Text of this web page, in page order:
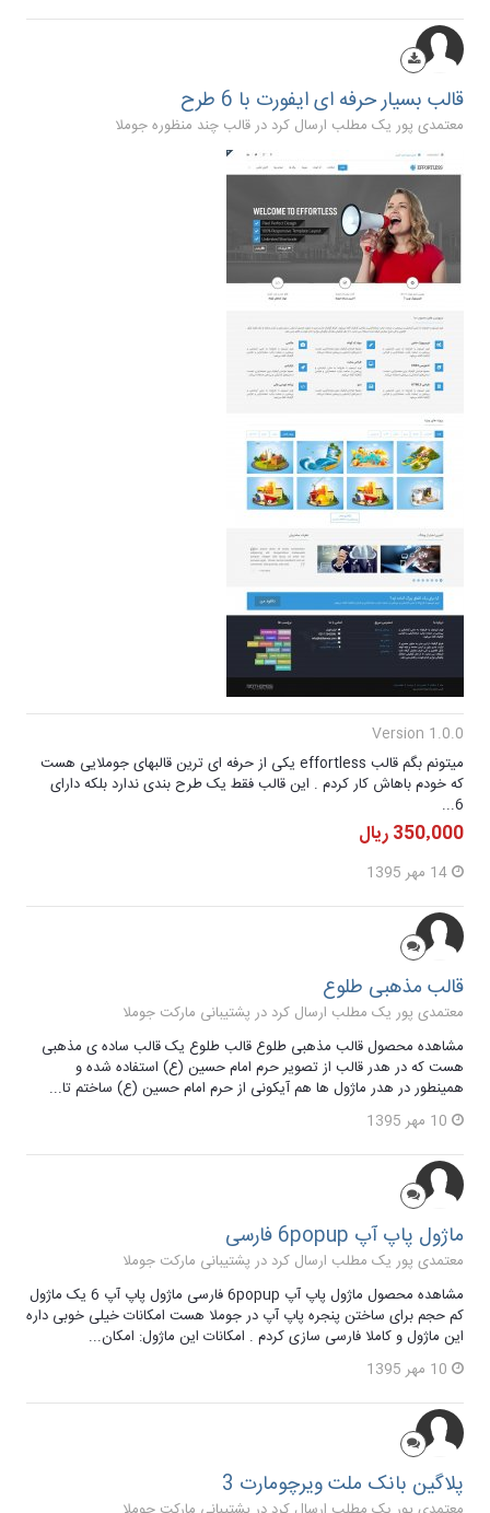
قالب بسیار حرفه ای ایفورت با 6 طرح
معتمدی پور یک مطلب ارسال کرد درقالب چند منظوره جوملا
Version 1.0.0
میتونم بگم قالب effortless یکی از حرفه ای ترین قالبهای جوملایی هست
که خودم باهاش کار کردم . این قالب فقط یک طرح بندی ندارد بلکه دارای
6...
350٬000 ریال
14 مهر 1395
قالب مذهبی طلوع
معتمدی پور یک مطلب ارسال کرد در پشتیبانی مارکت جوملا
مشاهده محصول قالب مذهبی طلوع قالب طلوع یک قالب ساده ی مذهبی
هست که در هدر قالب از تصویر حرم امام حسین (ع) استفاده شده و
همینطور در هدر ماژول ها هم آیکونی از حرم امام حسین (ع) ساختم تا...
10 مهر 1395
ماژول پاپ آپ 6popup فارسی
معتمدی پور یک مطلب ارسال کرد در پشتیبانی مارکت جوملا
مشاهده محصول ماژول پاپ آپ 6popup فارسی ماژول پاپ آپ 6 یک ماژول
کم حجم برای ساختن پنجره پاپ آپ در جوملا هست امکانات خیلی خوبی داره
این ماژول و کاملا فارسی سازی کردم . امکانات این ماژول: امکان...
10 مهر 1395
پلاگین بانک ملت ویرچومارت 3